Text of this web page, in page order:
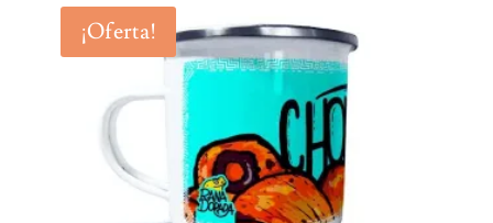
era:
$ 40.000.
es:
$ 38.000.
¡Oferta!